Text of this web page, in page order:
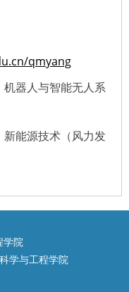
qmyang
器人与智能无人系
能源技术（风力发
学院
学与工程学院